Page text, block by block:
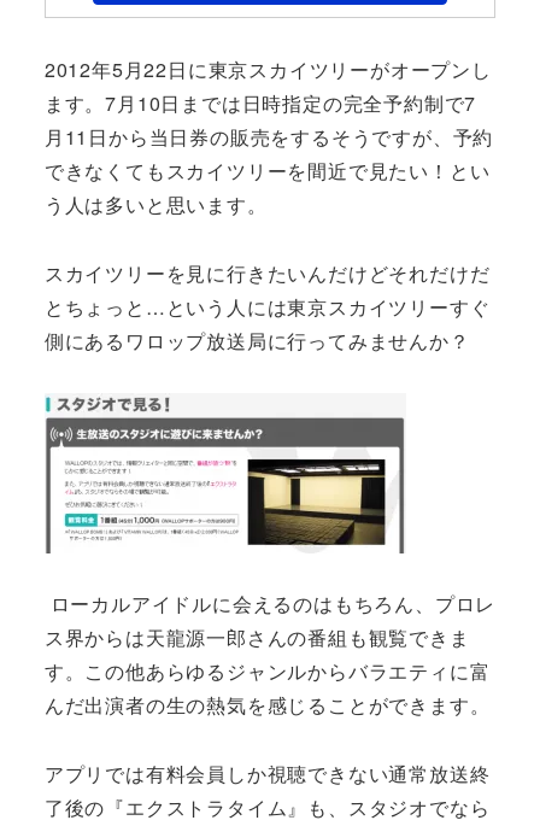
2012年5月22日に東京スカイツリーがオープンし
ます。7月10日までは日時指定の完全予約制で7
月11日から当日券の販売をするそうですが、予約
できなくてもスカイツリーを間近で見たい！とい
う人は多いと思います。
スカイツリーを見に行きたいんだけどそれだけだ
とちょっと…という人には東京スカイツリーすぐ
側にあるワロップ放送局に行ってみませんか？
ローカルアイドルに会えるのはもちろん、プロレ
ス界からは天龍源一郎さんの番組も観覧できま
す。この他あらゆるジャンルからバラエティに富
んだ出演者の生の熱気を感じることができます。
アプリでは有料会員しか視聴できない通常放送終
了後の『エクストラタイム』も、スタジオでなら